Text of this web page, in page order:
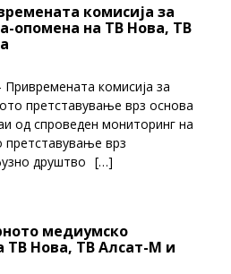
комисија за
опомена на ТВ Нова, ТВ
Привремената комисија за
претставување врз основа
од спроведен мониторинг на
врз
друштво […]
медиумско
ТВ Нова, ТВ Алсат-М и